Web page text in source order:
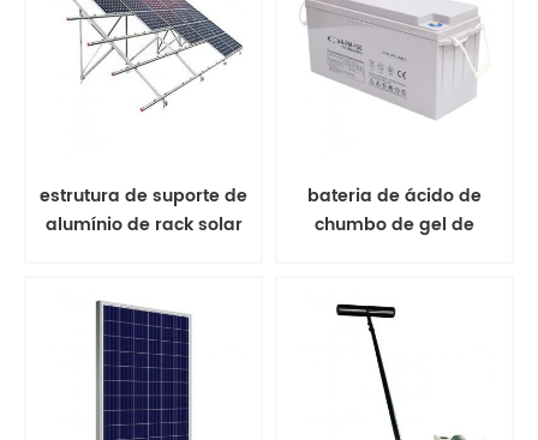
estrutura de suporte de
alumínio de rack solar
bateria de ácido de
chumbo de gel de